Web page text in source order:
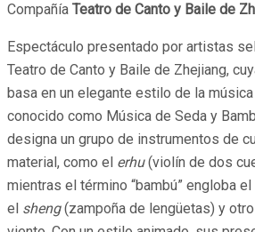
Compañía Teatro de Canto y Baile de
Espectáculo presentado por artistas
Teatro de Canto y Baile de Zhejiang,
basa en un elegante estilo de la
conocido como Música de Seda y
designa un grupo de instrumentos de
material, como el erhu(violín de dos
mientras el término “bambú” engloba el
el sheng(zampoña de lengüetas) y